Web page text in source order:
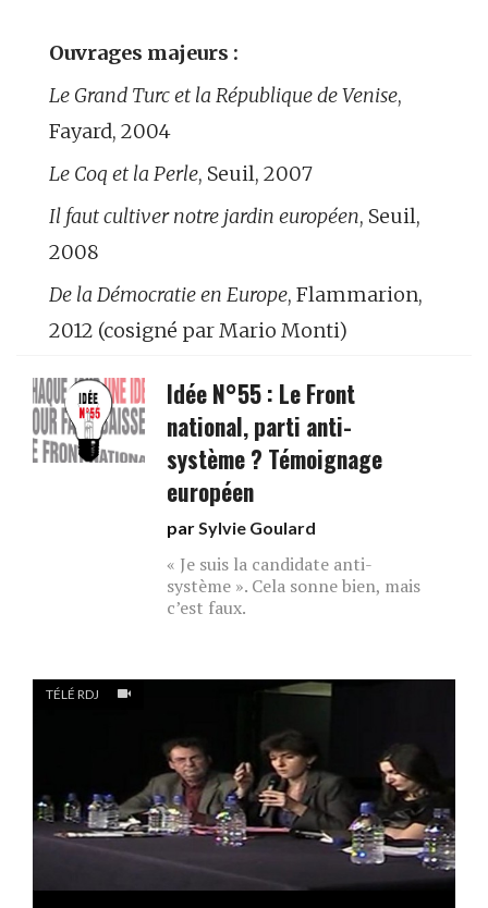
Ouvrages majeurs :
Le Grand Turc et la République de Venise,
Fayard, 2004
Le Coq et la Perle, Seuil, 2007
Il faut cultiver notre jardin européen, Seuil,
2008
De la Démocratie en Europe, Flammarion,
2012 (cosigné par Mario Monti)
Idée N°55 : Le Front
national, parti anti-
système ? Témoignage
européen
parSylvie Goulard
« Je suis la candidate anti-
système ». Cela sonne bien, mais
c’est faux.
TÉLÉ RDJ